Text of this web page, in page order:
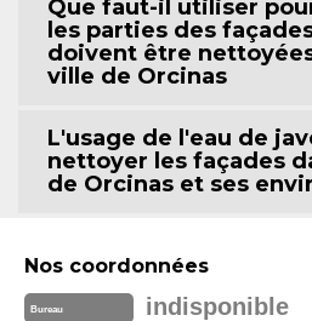
Que faut-il utiliser
les parties des
doivent être
ville de Orcinas
L'usage de l'eau de
nettoyer les façades
de Orcinas et ses
Nos coordonnées
Bureau indisponible